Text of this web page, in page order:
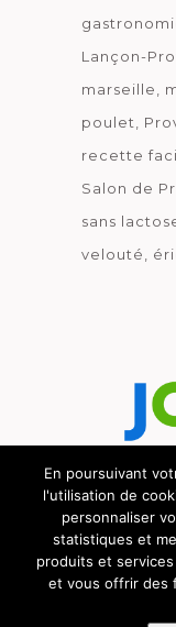
Lançon-
marseille
poulet
recette
Salon de
sans
velouté
©
En poursuivant
l'utilisation de
personnaliser
statistiques et
produits et
et vous offrir des